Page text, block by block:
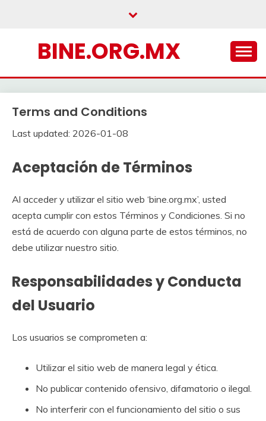
BINE.ORG.MX
Terms and Conditions
Last updated: 2026-01-08
Aceptación de Términos
Al acceder y utilizar el sitio web ‘bine.org.mx’, usted
acepta cumplir con estos Términos y Condiciones. Si no
está de acuerdo con alguna parte de estos términos, no
debe utilizar nuestro sitio.
Responsabilidades y Conducta
del Usuario
Los usuarios se comprometen a:
Utilizar el sitio web de manera legal y ética.
No publicar contenido ofensivo, difamatorio o ilegal.
No interferir con el funcionamiento del sitio o sus